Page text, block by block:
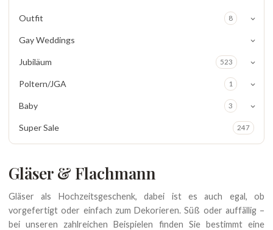
Outfit 8
Gay Weddings
Jubiläum 523
Poltern/JGA 1
Baby 3
Super Sale 247
Gläser & Flachmann
Gläser als Hochzeitsgeschenk, dabei ist es auch egal, ob
vorgefertigt oder einfach zum Dekorieren. Süß oder auffällig –
bei unseren zahlreichen Beispielen finden Sie bestimmt eine